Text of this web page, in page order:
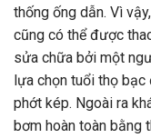
thống ống dẫn. Vì
cũng có thể được
sửa chữa bởi một
lựa chọn tuổi thọ
phớt kép. Ngoài ra
bơm hoàn toàn bằng